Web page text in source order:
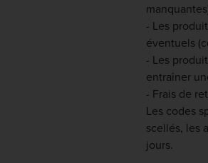
- Les
éventuels
- Les
entraîner
- Frais de
Les codes
scellés, les
jours.